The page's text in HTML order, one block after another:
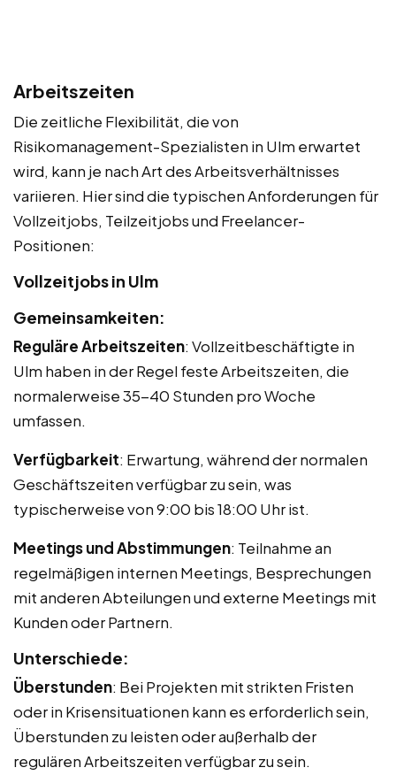
Arbeitszeiten
Die zeitliche Flexibilität, die von
Risikomanagement-Spezialisten in Ulm erwartet
wird, kann je nach Art des Arbeitsverhältnisses
variieren. Hier sind die typischen Anforderungen für
Vollzeitjobs, Teilzeitjobs und Freelancer-
Positionen:
Vollzeitjobs in Ulm
Gemeinsamkeiten:
Reguläre Arbeitszeiten: Vollzeitbeschäftigte in
Ulm haben in der Regel feste Arbeitszeiten, die
normalerweise 35-40 Stunden pro Woche
umfassen.
Verfügbarkeit: Erwartung, während der normalen
Geschäftszeiten verfügbar zu sein, was
typischerweise von 9:00 bis 18:00 Uhr ist.
Meetings und Abstimmungen: Teilnahme an
regelmäßigen internen Meetings, Besprechungen
mit anderen Abteilungen und externe Meetings mit
Kunden oder Partnern.
Unterschiede:
Überstunden: Bei Projekten mit strikten Fristen
oder in Krisensituationen kann es erforderlich sein,
Überstunden zu leisten oder außerhalb der
regulären Arbeitszeiten verfügbar zu sein.